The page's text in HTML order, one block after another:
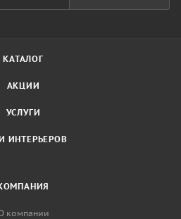
КАТАЛОГ
АКЦИИ
УСЛУГИ
ИНТЕРЬЕРОВ
компании